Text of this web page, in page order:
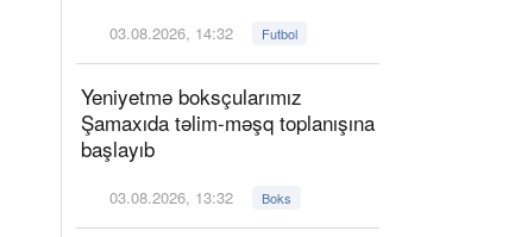
03.08.2026, 14:32 Futbol
Yeniyetmə boksçularımız
Şamaxıda təlim-məşq toplanışına
başlayıb
03.08.2026, 13:32 Boks